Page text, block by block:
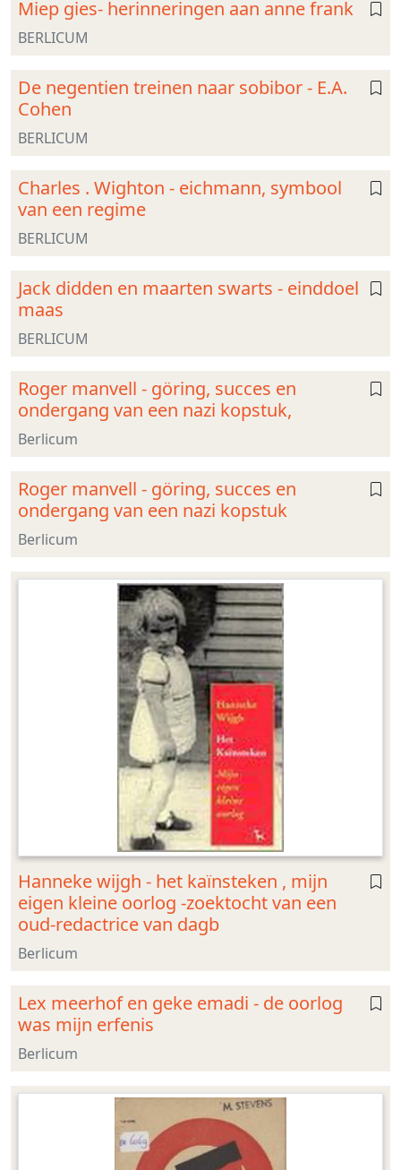
Miep gies- herinneringen aan anne frank
BERLICUM
De negentien treinen naar sobibor - E.A.
Cohen
BERLICUM
Charles . Wighton - eichmann, symbool
van een regime
BERLICUM
Jack didden en maarten swarts - einddoel
maas
BERLICUM
Roger manvell - göring, succes en
ondergang van een nazi kopstuk,
Berlicum
Roger manvell - göring, succes en
ondergang van een nazi kopstuk
Berlicum
Hanneke wijgh - het kaïnsteken , mijn
eigen kleine oorlog -zoektocht van een
oud-redactrice van dagb
Berlicum
Lex meerhof en geke emadi - de oorlog
was mijn erfenis
Berlicum